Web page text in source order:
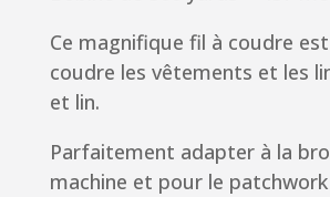
Ce magnifique fil à coudre
coudre les vêtements et les
et lin.
Parfaitement adapter à la
machine et pour le